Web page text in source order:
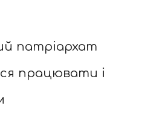
патріархат
працювати і